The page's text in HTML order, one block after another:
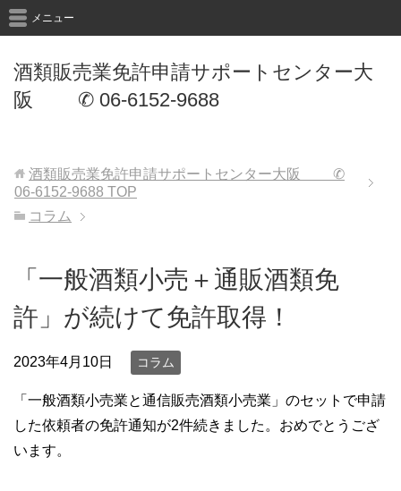
酒類販売業免許申請サポートセンター大
阪 ✆ 06-6152-9688
メニュー
酒類販売業免許申請サポートセンター大阪 ✆
06-6152-9688 TOP
コラム
「一般酒類小売＋通販酒類免
許」が続けて免許取得！
2023年4月10日 コラム
「一般酒類小売業と通信販売酒類小売業」のセットで申請
した依頼者の免許通知が2件続きました。おめでとうござ
います。